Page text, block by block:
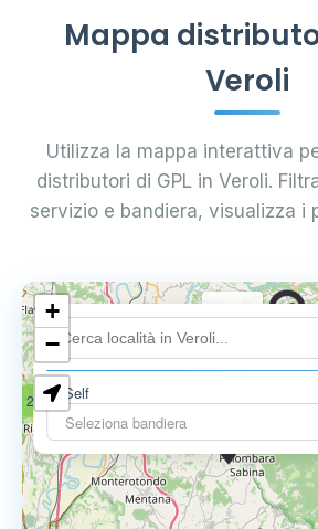
Mappa
Veroli
Utilizza la mappa interattiva
distributori di GPL in Veroli.
servizio e bandiera, visualizza i
Self
Seleziona bandiera
2
18
+
−